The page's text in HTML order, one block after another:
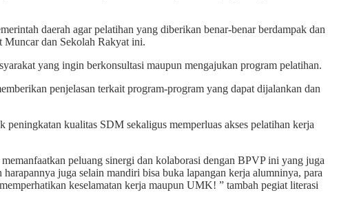
daerah agar pelatihan yang diberikan benar-benar berdampak dan
Muncar dan Sekolah Rakyat ini.
yang ingin berkonsultasi maupun mengajukan program pelatihan.
penjelasan terkait program-program yang dapat dijalankan dan
kualitas SDM sekaligus memperluas akses pelatihan kerja
peluang sinergi dan kolaborasi dengan BPVP ini yang juga
juga selain mandiri bisa buka lapangan kerja alumninya, para
keselamatan kerja maupun UMK! ” tambah pegiat literasi